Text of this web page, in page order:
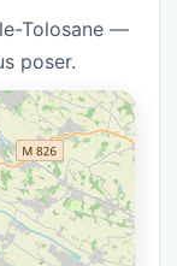
Tolosane —
poser.